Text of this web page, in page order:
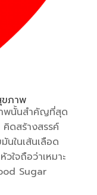
ขภาพ
พนั้นสำคัญที่สุด
ดสร้างสรรค์
นในเส้นเลือด
ใจถือว่าเหมาะ
Sugar